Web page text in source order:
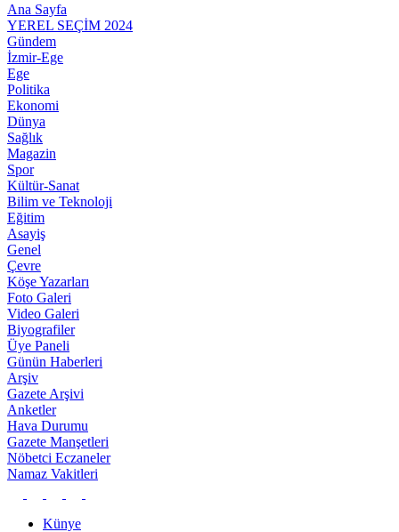
Ana Sayfa
YEREL SEÇİM 2024
Gündem
İzmir-Ege
Ege
Politika
Ekonomi
Dünya
Sağlık
Magazin
Spor
Kültür-Sanat
Bilim ve Teknoloji
Eğitim
Asayiş
Genel
Çevre
Köşe Yazarları
Foto Galeri
Video Galeri
Biyografiler
Üye Paneli
Günün Haberleri
Arşiv
Gazete Arşivi
Anketler
Hava Durumu
Gazete Manşetleri
Nöbetci Eczaneler
Namaz Vakitleri
Künye